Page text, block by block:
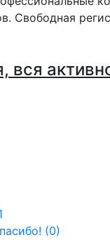
Свободная
(0)